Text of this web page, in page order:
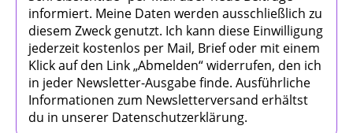
informiert. Meine Daten werden ausschließlich zu
diesem Zweck genutzt. Ich kann diese Einwilligung
jederzeit kostenlos per Mail, Brief oder mit einem
Klick auf den Link „Abmelden“ widerrufen, den ich
in jeder Newsletter-Ausgabe finde. Ausführliche
Informationen zum Newsletterversand erhältst
du in unserer Datenschutzerklärung.